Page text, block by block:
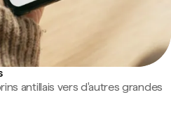
antillais vers d'autres grandes